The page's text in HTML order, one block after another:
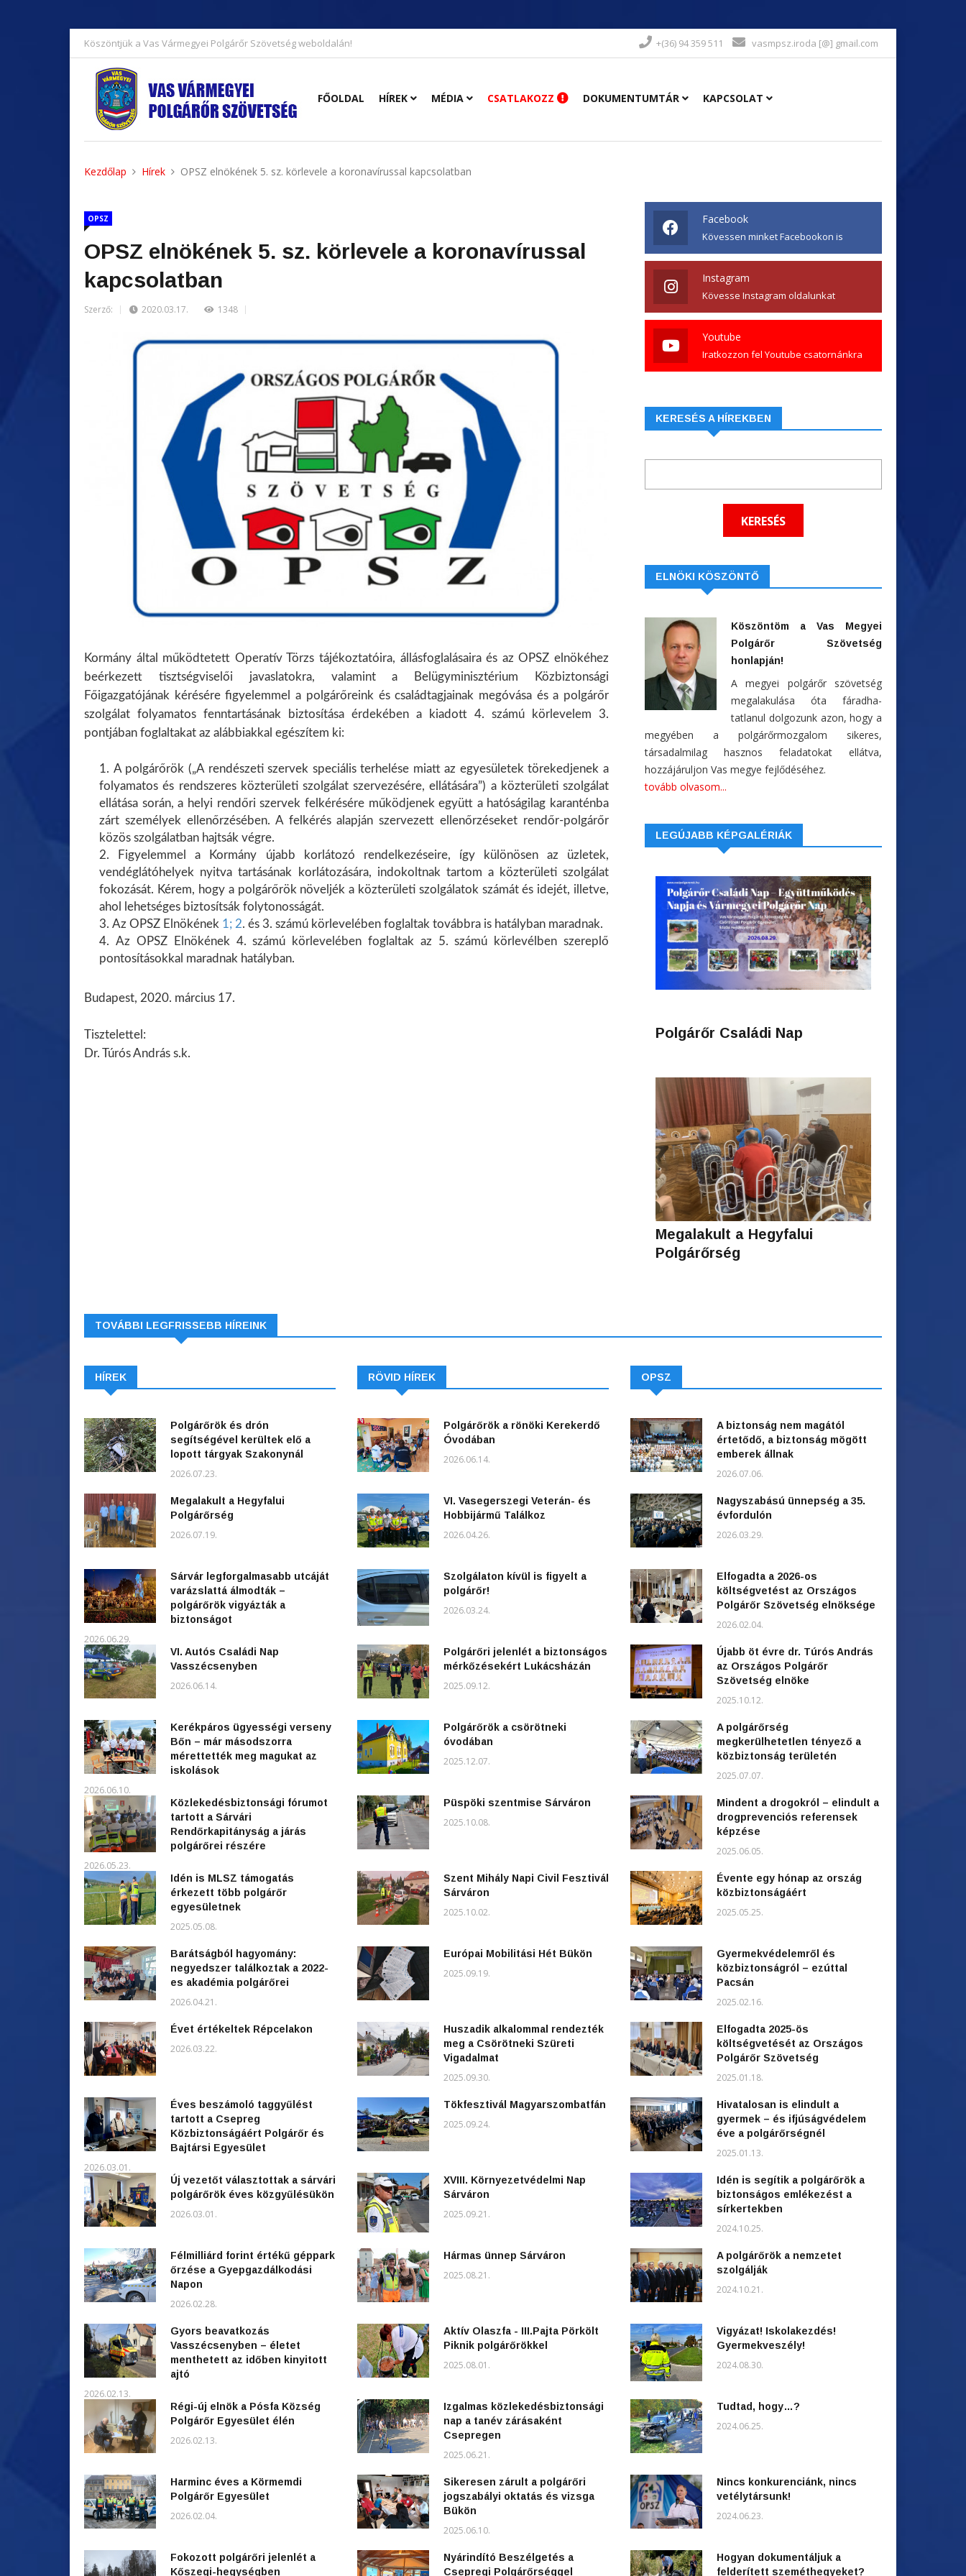
Köszöntjük a Vas Vármegyei Polgárőr Szövetség weboldalán! +(36) 94 359 511 vasmpsz.iroda [@] gmail.com
FŐOLDAL HÍREK MÉDIA CSATLAKOZZ DOKUMENTUMTÁR KAPCSOLAT
Kezdőlap Hírek OPSZ elnökének 5. sz. körlevele a koronavírussal kapcsolatban
OPSZ
OPSZ elnökének 5. sz. körlevele a koronavírussal
kapcsolatban
Szerző: 2020.03.17. 1348
Kormány által működtetett Operatív Törzs tájékoztatóira, állásfoglalásaira és az OPSZ elnökéhez
beérkezett tisztségviselői javaslatokra, valamint a Belügyminisztérium Közbiztonsági
Főigazgatójának kérésére figyelemmel a polgárőreink és családtagjainak megóvása és a polgárőr
szolgálat folyamatos fenntartásának biztosítása érdekében a kiadott 4. számú körlevelem 3.
pontjában foglaltakat az alábbiakkal egészítem ki:
A polgárőrök („A rendészeti szervek speciális terhelése miatt az egyesületek törekedjenek a
folyamatos és rendszeres közterületi szolgálat szervezésére, ellátására”) a közterületi szolgálat
ellátása során, a helyi rendőri szervek felkérésére működjenek együtt a hatóságilag karanténba
zárt személyek ellenőrzésében. A felkérés alapján szervezett ellenőrzéseket rendőr-polgárőr
közös szolgálatban hajtsák végre.
Figyelemmel a Kormány újabb korlátozó rendelkezéseire, így különösen az üzletek,
vendéglátóhelyek nyitva tartásának korlátozására, indokoltnak tartom a közterületi szolgálat
fokozását. Kérem, hogy a polgárőrök növeljék a közterületi szolgálatok számát és idejét, illetve,
ahol lehetséges biztosítsák folytonosságát.
Az OPSZ Elnökének 1; 2. és 3. számú körlevelében foglaltak továbbra is hatályban maradnak.
Az OPSZ Elnökének 4. számú körlevelében foglaltak az 5. számú körlevélben szereplő
pontosításokkal maradnak hatályban.
Budapest, 2020. március 17.
Tisztelettel:
Dr. Túrós András s.k.
Facebook
Kövessen minket Facebookon is
Instagram
Kövesse Instagram oldalunkat
Youtube
Iratkozzon fel Youtube csatornánkra
KERESÉS A HÍREKBEN
ELNÖKI KÖSZÖNTŐ
Köszöntöm a Vas Megyei
Polgárőr Szövetség
honlapján!
A megyei polgárőr szövetség
megalakulása óta fáradha-
tatlanul dolgozunk azon, hogy a
megyében a polgárőrmozgalom sikeres,
társadalmilag hasznos feladatokat ellátva,
hozzájáruljon Vas megye fejlődéséhez.
tovább olvasom...
LEGÚJABB KÉPGALÉRIÁK
Polgárőr Családi Nap
Megalakult a Hegyfalui
Polgárőrség
TOVÁBBI LEGFRISSEBB HÍREINK
HÍREK
Polgárőrök és drón
segítségével kerültek elő a
lopott tárgyak Szakonynál
2026.07.23.
Megalakult a Hegyfalui
Polgárőrség
2026.07.19.
Sárvár legforgalmasabb utcáját
varázslattá álmodták –
polgárőrök vigyázták a
biztonságot
2026.06.29.
VI. Autós Családi Nap
Vasszécsenyben
2026.06.14.
Kerékpáros ügyességi verseny
Bőn – már másodszorra
mérettették meg magukat az
iskolások
2026.06.10.
Közlekedésbiztonsági fórumot
tartott a Sárvári
Rendőrkapitányság a járás
polgárőrei részére
2026.05.23.
Idén is MLSZ támogatás
érkezett több polgárőr
egyesületnek
2025.05.08.
Barátságból hagyomány:
negyedszer találkoztak a 2022-
es akadémia polgárőrei
2026.04.21.
Évet értékeltek Répcelakon
2026.03.22.
Éves beszámoló taggyűlést
tartott a Csepreg
Közbiztonságáért Polgárőr és
Bajtársi Egyesület
2026.03.01.
Új vezetőt választottak a sárvári
polgárőrök éves közgyűlésükön
2026.03.01.
Félmilliárd forint értékű géppark
őrzése a Gyepgazdálkodási
Napon
2026.02.28.
Gyors beavatkozás
Vasszécsenyben – életet
menthetett az időben kinyitott
ajtó
2026.02.13.
Régi-új elnök a Pósfa Község
Polgárőr Egyesület élén
2026.02.13.
Harminc éves a Körmemdi
Polgárőr Egyesület
2026.02.04.
Fokozott polgárőri jelenlét a
Kőszegi-hegységben
RÖVID HÍREK
Polgárőrök a rönöki Kerekerdő
Óvodában
2026.06.14.
VI. Vasegerszegi Veterán- és
Hobbijármű Találkoz
2026.04.26.
Szolgálaton kívül is figyelt a
polgárőr!
2026.03.24.
Polgárőri jelenlét a biztonságos
mérkőzésekért Lukácsházán
2025.09.12.
Polgárőrök a csörötneki
óvodában
2025.12.07.
Püspöki szentmise Sárváron
2025.10.08.
Szent Mihály Napi Civil Fesztivál
Sárváron
2025.10.02.
Európai Mobilitási Hét Bükön
2025.09.19.
Huszadik alkalommal rendezték
meg a Csörötneki Szüreti
Vigadalmat
2025.09.30.
Tökfesztivál Magyarszombatfán
2025.09.24.
XVIII. Környezetvédelmi Nap
Sárváron
2025.09.21.
Hármas ünnep Sárváron
2025.08.21.
Aktív Olaszfa - III.Pajta Pörkölt
Piknik polgárőrökkel
2025.08.01.
Izgalmas közlekedésbiztonsági
nap a tanév zárásaként
Csepregen
2025.06.21.
Sikeresen zárult a polgárőri
jogszabályi oktatás és vizsga
Bükön
2025.06.10.
Nyárindító Beszélgetés a
Csepregi Polgárőrséggel
OPSZ
A biztonság nem magától
értetődő, a biztonság mögött
emberek állnak
2026.07.06.
Nagyszabású ünnepség a 35.
évfordulón
2026.03.29.
Elfogadta a 2026-os
költségvetést az Országos
Polgárőr Szövetség elnöksége
2026.02.04.
Újabb öt évre dr. Túrós András
az Országos Polgárőr
Szövetség elnöke
2025.10.12.
A polgárőrség
megkerülhetetlen tényező a
közbiztonság területén
2025.07.07.
Mindent a drogokról – elindult a
drogprevenciós referensek
képzése
2025.06.05.
Évente egy hónap az ország
közbiztonságáért
2025.05.25.
Gyermekvédelemről és
közbiztonságról – ezúttal
Pacsán
2025.02.16.
Elfogadta 2025-ös
költségvetését az Országos
Polgárőr Szövetség
2025.01.18.
Hivatalosan is elindult a
gyermek – és ifjúságvédelem
éve a polgárőrségnél
2025.01.13.
Idén is segítik a polgárőrök a
biztonságos emlékezést a
sírkertekben
2024.10.25.
A polgárőrök a nemzetet
szolgálják
2024.10.21.
Vigyázat! Iskolakezdés!
Gyermekveszély!
2024.08.30.
Tudtad, hogy…?
2024.06.25.
Nincs konkurenciánk, nincs
vetélytársunk!
2024.06.23.
Hogyan dokumentáljuk a
felderített szeméthegyeket?